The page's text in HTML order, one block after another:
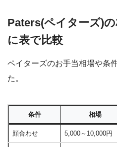
Paters(ペイターズ)
に表で比較
ペイターズのお手当相場や条
た。
条件 相場
顔合わせ 5,000～10,000円